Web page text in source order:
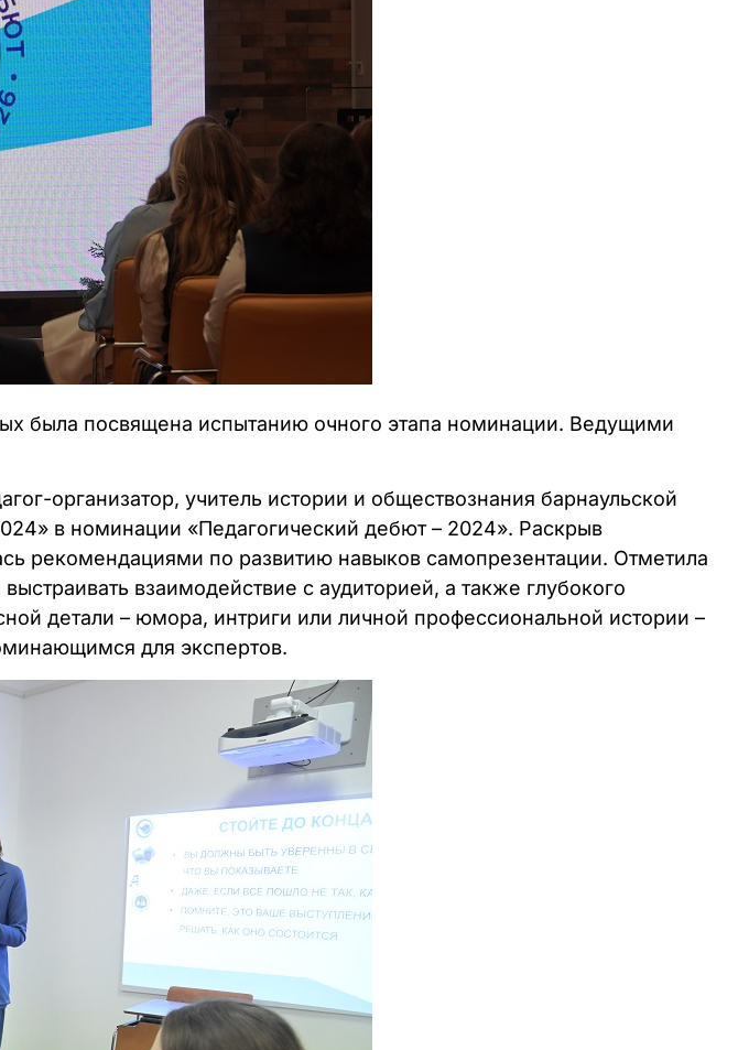
была посвящена испытанию очного этапа номинации. Ведущими
организатор, учитель истории и обществознания барнаульской
в номинации «Педагогический дебют – 2024». Раскрыв
рекомендациями по развитию навыков самопрезентации. Отметила
взаимодействие с аудиторией, а также глубокого
детали – юмора, интриги или личной профессиональной истории –
для экспертов.